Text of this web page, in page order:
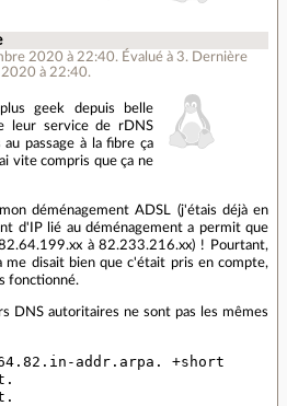
2020 à 22:40. Évalué à 3.
Dernière
à 22:40.
geek depuis belle
leur service de rDNS
passage à la fibre ça
vite compris que ça ne
déménagement ADSL (j'étais déjà en
d'IP lié au déménagement a permit que
à 82.233.216.xx) ! Pourtant,
me disait bien que c'était pris en compte,
fonctionné.
DNS autoritaires ne sont pas les mêmes
addr.arpa. +short